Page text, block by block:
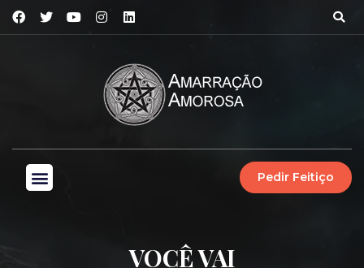
Pedir Feitiço
VOCÊ VAI